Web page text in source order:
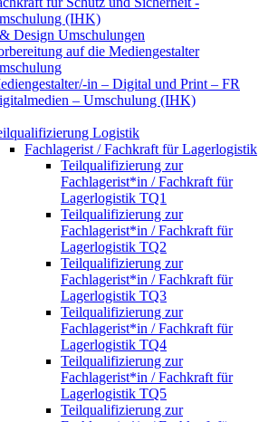
(IHK)
Design Umschulungen
auf die Mediengestalter
in – Digital und Print – FR
– Umschulung (IHK)
Logistik
Fachlagerist / Fachkraft für Lagerlogistik
Teilqualifizierung zur
Fachlagerist*in / Fachkraft für
Lagerlogistik TQ1
Teilqualifizierung zur
Fachlagerist*in / Fachkraft für
Lagerlogistik TQ2
Teilqualifizierung zur
Fachlagerist*in / Fachkraft für
Lagerlogistik TQ3
Teilqualifizierung zur
Fachlagerist*in / Fachkraft für
Lagerlogistik TQ4
Teilqualifizierung zur
Fachlagerist*in / Fachkraft für
Lagerlogistik TQ5
Teilqualifizierung zur